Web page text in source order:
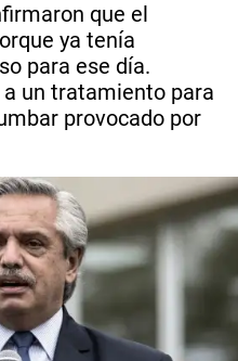
que el
ya tenía
para ese día.
un tratamiento para
provocado por